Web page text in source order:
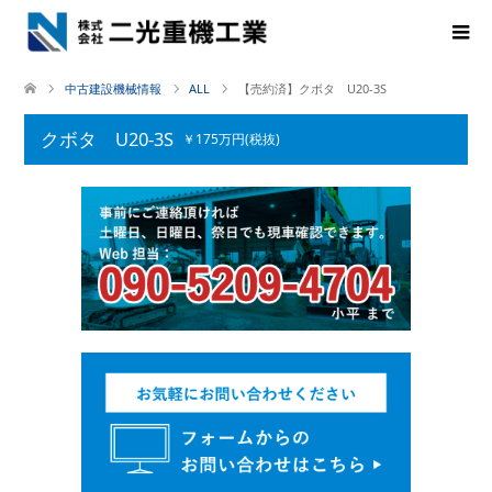
中古建設機械情報 ALL 【売約済】クボタ U20-3S
クボタ U20-3S ￥175万円(税抜)